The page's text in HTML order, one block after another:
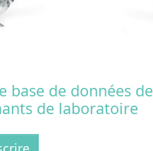
base de données de
de laboratoire